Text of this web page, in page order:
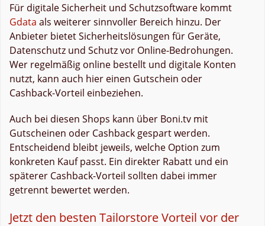
Für digitale Sicherheit und Schutzsoftware kommt
Gdata als weiterer sinnvoller Bereich hinzu. Der
Anbieter bietet Sicherheitslösungen für Geräte,
Datenschutz und Schutz vor Online-Bedrohungen.
Wer regelmäßig online bestellt und digitale Konten
nutzt, kann auch hier einen Gutschein oder
Cashback-Vorteil einbeziehen.
Auch bei diesen Shops kann über Boni.tv mit
Gutscheinen oder Cashback gespart werden.
Entscheidend bleibt jeweils, welche Option zum
konkreten Kauf passt. Ein direkter Rabatt und ein
späterer Cashback-Vorteil sollten dabei immer
getrennt bewertet werden.
Jetzt den besten Tailorstore Vorteil vor der